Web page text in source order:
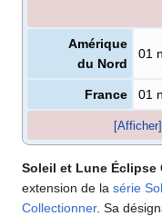
Amérique
du Nord
01
France 01
[Afficher]
Soleil et Lune Éclipse
extension de la série
Collectionner. Sa